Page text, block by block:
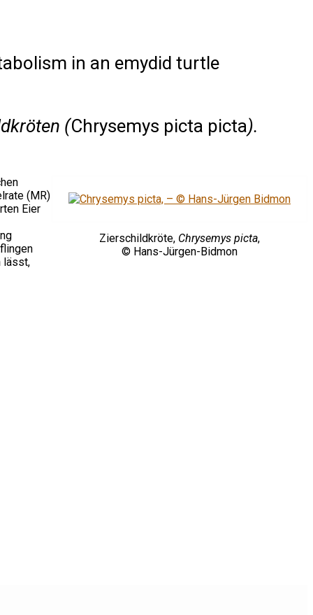
in an emydid turtle
(Chrysemys picta picta).
Zierschildkröte, Chrysemys picta,
© Hans-Jürgen-Bidmon
(MR)
Eier
lässt,